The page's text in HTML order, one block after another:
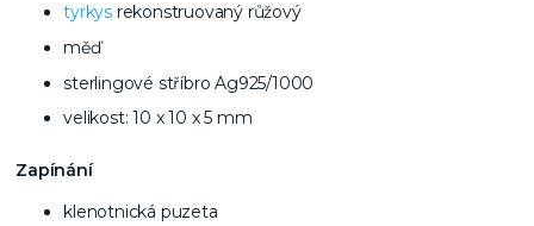
tyrkysrekonstruovaný růžový
měď
sterlingové stříbro Ag925/1000
velikost: 10 x 10 x 5 mm
Zapínání
klenotnická puzeta